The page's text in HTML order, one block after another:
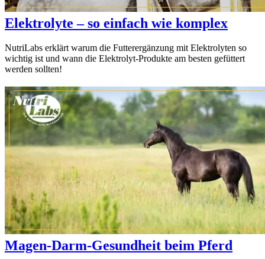
Elektrolyte – so einfach wie komplex
NutriLabs erklärt warum die Futterergänzung mit Elektrolyten so
wichtig ist und wann die Elektrolyt-Produkte am besten gefüttert
werden sollten!
Magen-Darm-Gesundheit beim Pferd